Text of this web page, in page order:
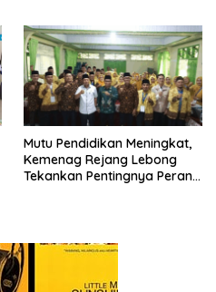
Mutu Pendidikan Meningkat,
Kemenag Rejang Lebong
Tekankan Pentingnya Peran